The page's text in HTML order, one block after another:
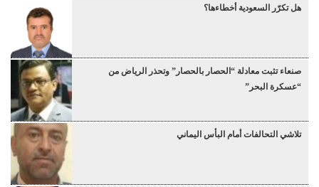
هل تكرّر السعودية أخطاءها؟
صنعاء تثبت معادلة “الحصار بالحصار” وتحذر الرياض من
“عسكرة البحر”
تلاشي التحالفات أمام البأس اليماني